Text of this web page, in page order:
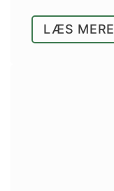
LÆS MERE